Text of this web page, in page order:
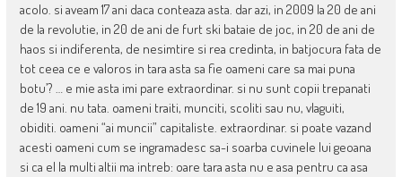
acolo. si aveam 17 ani daca conteaza asta. dar azi, in 2009 la 20 de ani
de la revolutie, in 20 de ani de furt ski bataie de joc, in 20 de ani de
haos si indiferenta, de nesimtire si rea credinta, in batjocura fata de
tot ceea ce e valoros in tara asta sa fie oameni care sa mai puna
botu’? … e mie asta imi pare extraordinar. si nu sunt copii trepanati
de 19 ani. nu tata. oameni traiti, munciti, scoliti sau nu, vlaguiti,
obiditi. oameni “ai muncii” capitaliste. extraordinar. si poate vazand
acesti oameni cum se ingramadesc sa-i soarba cuvinele lui geoana
si ca el la multi altii ma intreb: oare tara asta nu e asa pentru ca asa